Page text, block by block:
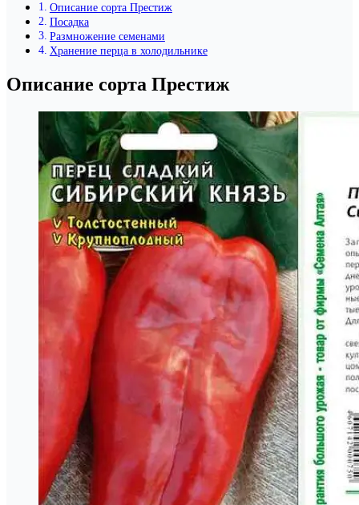
Описание сорта Престиж
Посадка
Размножение семенами
Хранение перца в холодильнике
Описание сорта Престиж